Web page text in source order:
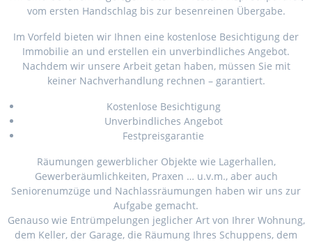
vom ersten Handschlag bis zur besenreinen Übergabe.
Im Vorfeld bieten wir Ihnen eine kostenlose Besichtigung der
Immobilie an und erstellen ein unverbindliches Angebot.
Nachdem wir unsere Arbeit getan haben, müssen Sie mit
keiner Nachverhandlung rechnen – garantiert.
Kostenlose Besichtigung
Unverbindliches Angebot
Festpreisgarantie
Räumungen gewerblicher Objekte wie Lagerhallen,
Gewerberäumlichkeiten, Praxen … u.v.m., aber auch
Seniorenumzüge und Nachlassräumungen haben wir uns zur
Aufgabe gemacht.
Genauso wie Entrümpelungen jeglicher Art von Ihrer Wohnung,
dem Keller, der Garage, die Räumung Ihres Schuppens, dem